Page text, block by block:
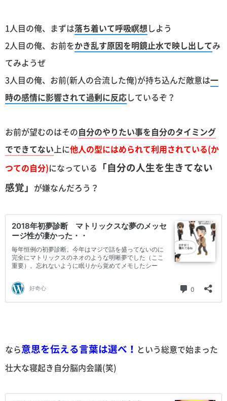
1人目の俺、まずは落ち着いて呼吸瞑想しよう
2人目の俺、お前をかき乱す原因を明鏡止水で映し出してみ
てみようぜ
3人目の俺、お前(新人の合流した俺)が持ち込んだ敵意は一
時の感情に影響されて過剰に反応しているぞ？
お前が望むのはその自分のやりたい事を自分のタイミング
でできてない上に他人の型にはめられて利用されている(か
つての自分)になっている 「自分の人生を生きてない
感覚」 が嫌なんだろう？
なら意思を伝える言葉は選べ！ という総意で始まった
壮大な寝起き自分脳内会議(笑)